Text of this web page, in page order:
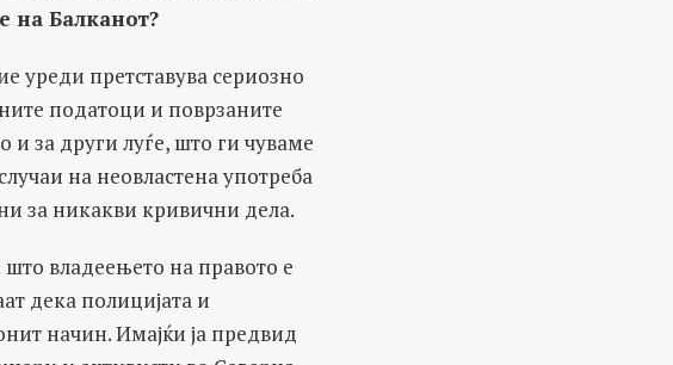
на Балканот?
уреди претставува сериозно
податоци и поврзаните
и за други луѓе, што ги чуваме
на неовластена употреба
за никакви кривични дела.
владеењето на правото е
дека полицијата и
начин. Имајќи ја предвид